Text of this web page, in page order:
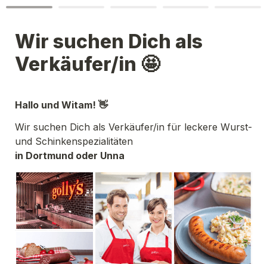
Wir suchen Dich als
Verkäufer/in 🤩
Hallo und Witam! 👋
Wir suchen Dich als Verkäufer/in für leckere Wurst-
in Dortmund oder Unna